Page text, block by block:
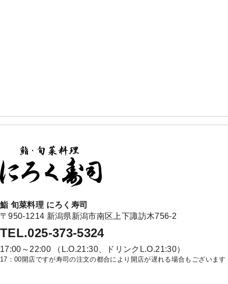
鮨 旬菜料理 にろく寿司
〒950-1214 新潟県新潟市南区上下諏訪木756-2
TEL.025-373-5324
17:00～22:00 （L.O.21:30、ドリンクL.O.21:30）
17：00開店ですが寿司の注文の都合により開店が遅れる場合もございます